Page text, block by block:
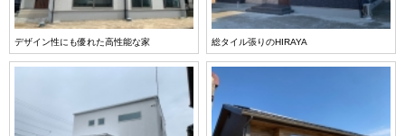
デザイン性にも優れた高性能な家 総タイル張りのHIRAYA